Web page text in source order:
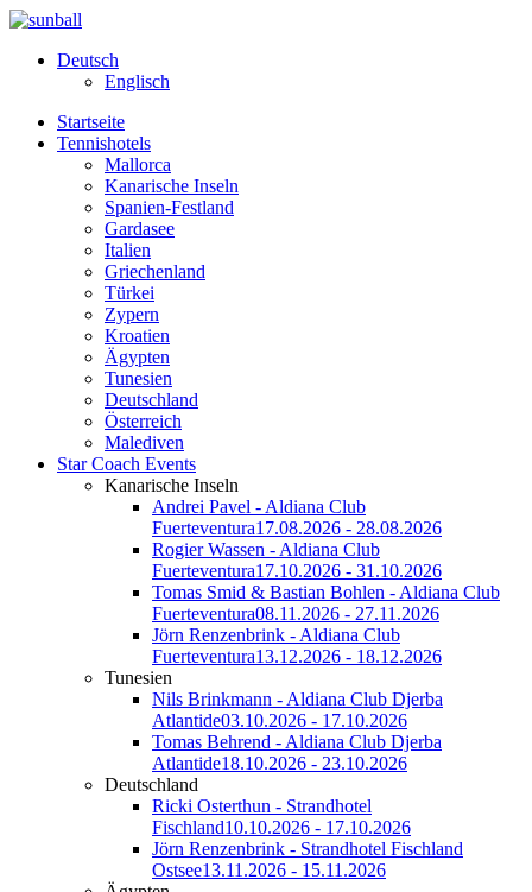
Deutsch
Englisch
Startseite
Tennishotels
Mallorca
Kanarische Inseln
Spanien-Festland
Gardasee
Italien
Griechenland
Türkei
Zypern
Kroatien
Ägypten
Tunesien
Deutschland
Österreich
Malediven
Star Coach Events
Kanarische Inseln
Andrei Pavel - Aldiana Club
Fuerteventura17.08.2026 - 28.08.2026
Rogier Wassen - Aldiana Club
Fuerteventura17.10.2026 - 31.10.2026
Tomas Smid & Bastian Bohlen - Aldiana Club
Fuerteventura08.11.2026 - 27.11.2026
Jörn Renzenbrink - Aldiana Club
Fuerteventura13.12.2026 - 18.12.2026
Tunesien
Nils Brinkmann - Aldiana Club Djerba
Atlantide03.10.2026 - 17.10.2026
Tomas Behrend - Aldiana Club Djerba
Atlantide18.10.2026 - 23.10.2026
Deutschland
Ricki Osterthun - Strandhotel
Fischland10.10.2026 - 17.10.2026
Jörn Renzenbrink - Strandhotel Fischland
Ostsee13.11.2026 - 15.11.2026